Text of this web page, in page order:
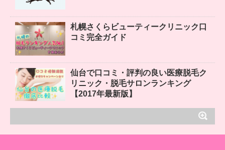
札幌さくらビューティークリニック口
コミ完全ガイド
仙台で口コミ・評判の良い医療脱毛ク
リニック・脱毛サロンランキング
【2017年最新版】